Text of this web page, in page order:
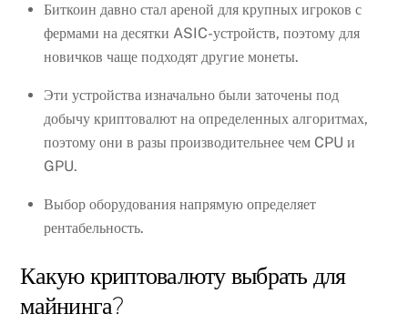
Биткоин давно стал ареной для крупных игроков с
фермами на десятки ASIC-устройств, поэтому для
новичков чаще подходят другие монеты.
Эти устройства изначально были заточены под
добычу криптовалют на определенных алгоритмах,
поэтому они в разы производительнее чем CPU и
GPU.
Выбор оборудования напрямую определяет
рентабельность.
Какую криптовалюту выбрать для
майнинга?